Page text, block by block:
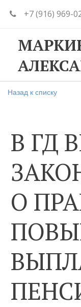
+7 (916) 969-
Назад к списку
В ГД
О